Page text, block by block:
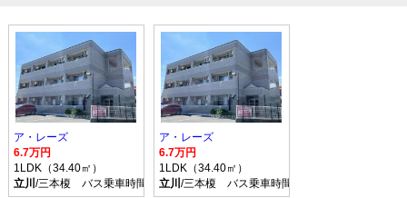
ア・レーズ
6.7万円
1LDK（34.40㎡）
立川 /三本榎 バス乗車時間20分 停歩6分
ア・レーズ
6.7万円
1LDK（34.40㎡）
立川 /三本榎 バス乗車時間20分 停歩6分